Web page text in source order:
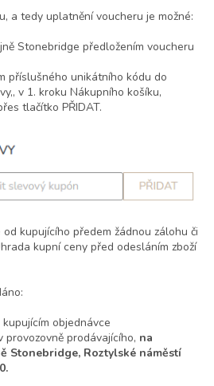
a tedy uplatnění voucheru je možné:
Stonebridge předložením voucheru
příslušného unikátního kódu do
v 1. kroku Nákupního košíku,
tlačítko PŘIDAT.
kupujícího předem žádnou zálohu či
kupní ceny před odesláním zboží
objednávce
provozovně prodávajícího, na
Stonebridge, Roztylské náměstí